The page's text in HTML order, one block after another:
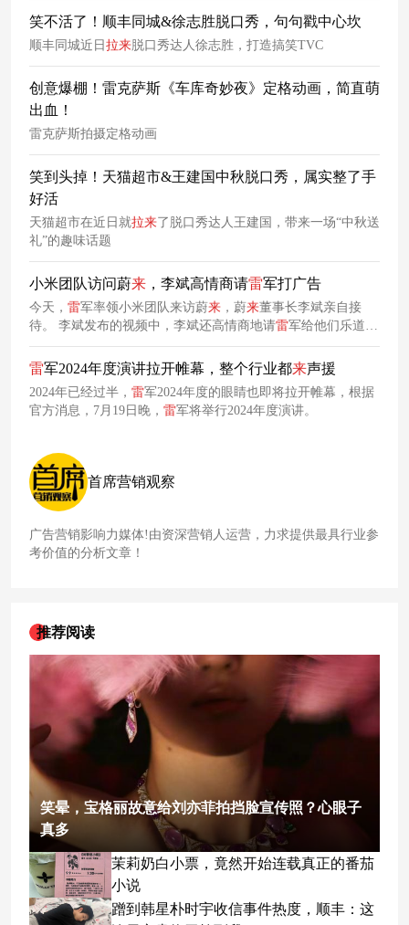
笑不活了！顺丰同城&徐志胜脱口秀，句句戳中心坎
顺丰同城近日拉来脱口秀达人徐志胜，打造搞笑TVC
创意爆棚！雷克萨斯《车库奇妙夜》定格动画，简直萌
出血！
雷克萨斯拍摄定格动画
笑到头掉！天猫超市&王建国中秋脱口秀，属实整了手
好活
天猫超市在近日就拉来了脱口秀达人王建国，带来一场“中秋送
礼”的趣味话题
小米团队访问蔚来 ，李斌高情商请雷军打广告
今天， 雷军率领小米团队来访蔚来 ，蔚来董事长李斌亲自接
待。 李斌发布的视频中，李斌还高情商地请雷军给他们乐道品
牌打广告。
雷军2024年度演讲拉开帷幕，整个行业都来声援
2024年已经过半， 雷军2024年度的眼睛也即将拉开帷幕，根据
官方消息，7月19日晚， 雷军将举行2024年度演讲。
首席营销观察
广告营销影响力媒体!由资深营销人运营，力求提供最具行业参
考价值的分析文章！
推荐阅读
笑晕，宝格丽故意给刘亦菲拍挡脸宣传照？心眼子
真多
茉莉奶白小票，竟然开始连载真正的番茄
小说
蹭到韩星朴时宇收信事件热度，顺丰：这